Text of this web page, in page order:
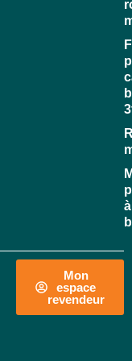
à
Mon
espace
revendeur